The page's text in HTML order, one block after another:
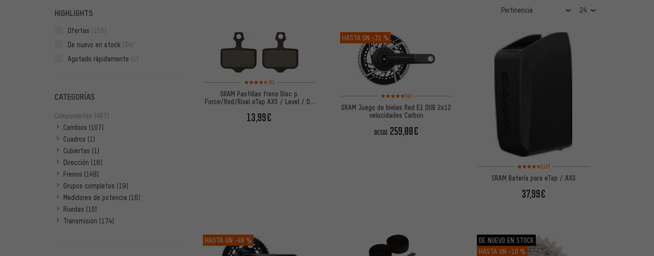
FILTROS
HIGHLIGHTS
Ofertas (155)
De nuevo en stock (34)
Agotado rápidamente (1)
CATEGORÍAS
Componentes (467)
Cambios (107)
Cuadros (1)
Cubiertas (1)
Dirección (16)
Frenos (148)
Grupos completos (19)
Medidores de potencia (16)
Ruedas (10)
Transmisión (174)
Valoración media: 4,5 de 5 basada en 6 reseñas
(6)
SRAM Pastillas freno Disc p.
Force/Red/Rival eTap AXS / Level / DB
13,99€
HASTA UN -31 %
Valoración media: 5 de 5 basada en 4 reseñas
(4)
SRAM Juego de bielas Red E1 DUB 2x12
velocidades Carbon
DESDE 259,00€
Valoración media: 4,5 de 5 basada en 12 reseñas
(12)
SRAM Batería para eTap / AXS
37,99€
HASTA UN -49 %
DE NUEVO EN STOCK
HASTA UN -10 %